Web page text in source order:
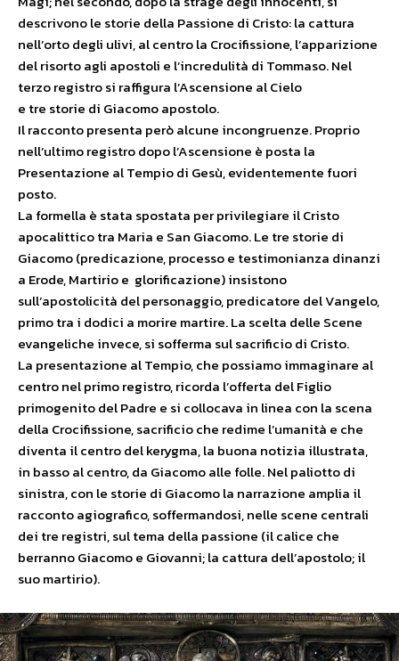
descrivono le storie della Passione di Cristo: la cattura
nell’orto degli ulivi, al centro la Crocifissione, l’apparizione
del risorto agli apostoli e l’incredulità di Tommaso. Nel
terzo registro si raffigura l’Ascensione al Cielo
e tre storie di Giacomo apostolo.
Il racconto presenta però alcune incongruenze. Proprio
nell’ultimo registro dopo l’Ascensione è posta la
Presentazione al Tempio di Gesù, evidentemente fuori
posto.
La formella è stata spostata per privilegiare il Cristo
apocalittico tra Maria e San Giacomo. Le tre storie di
Giacomo (predicazione, processo e testimonianza dinanzi
a Erode, Martirio e glorificazione) insistono
sull’apostolicità del personaggio, predicatore del Vangelo,
primo tra i dodici a morire martire. La scelta delle Scene
evangeliche invece, si sofferma sul sacrificio di Cristo.
La presentazione al Tempio, che possiamo immaginare al
centro nel primo registro, ricorda l’offerta del Figlio
primogenito del Padre e si collocava in linea con la scena
della Crocifissione, sacrificio che redime l’umanità e che
diventa il centro del kerygma, la buona notizia illustrata,
in basso al centro, da Giacomo alle folle. Nel paliotto di
sinistra, con le storie di Giacomo la narrazione amplia il
racconto agiografico, soffermandosi, nelle scene centrali
dei tre registri, sul tema della passione (il calice che
berranno Giacomo e Giovanni; la cattura dell’apostolo; il
suo martirio).